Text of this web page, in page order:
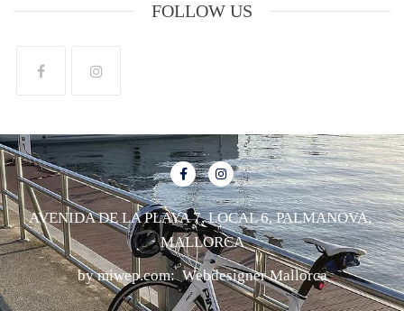
FOLLOW US
AVENIDA DE LA PLAYA 7, LOCAL 6, PALMANOVA,
MALLORCA
by miwep.com:Webdesigner Mallorca